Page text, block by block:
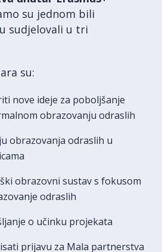
su jednom bili
sudjelovali u tri
su:
nove ideje za poboljšanje
obrazovanju odraslih
obrazovanja odraslih u
obrazovni sustav s fokusom
odraslih
o učinku projekata
prijavu za Mala partnerstva